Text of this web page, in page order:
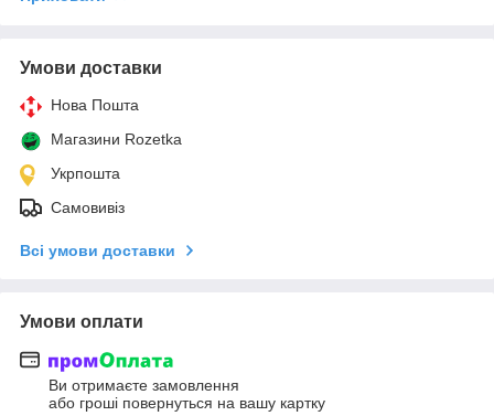
Умови доставки
Нова Пошта
Магазини Rozetka
Укрпошта
Самовивіз
Всі умови доставки
Умови оплати
Ви отримаєте замовлення
або гроші повернуться на вашу картку